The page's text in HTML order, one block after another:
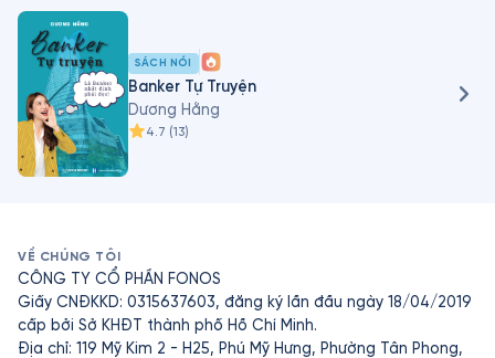
thành một Performance Coach với thương hiệu mới
“Coach Dương Hằng” với mong muốn giúp các
Leader/Manager và mọi người có cuộc sống thành
công và hạnh phúc, trọn vẹn và ý nghĩa hơn.
SÁCH NÓI
Banker Tự Truyện
Dương Hằng
4.7 (13)
VỀ CHÚNG TÔI
CÔNG TY CỔ PHẦN FONOS
Giấy CNĐKKD: 0315637603, đăng ký lần đầu ngày 18/04/2019
cấp bởi Sở KHĐT thành phố Hồ Chí Minh.
Địa chỉ: 119 Mỹ Kim 2 - H25, Phú Mỹ Hưng, Phường Tân Phong,